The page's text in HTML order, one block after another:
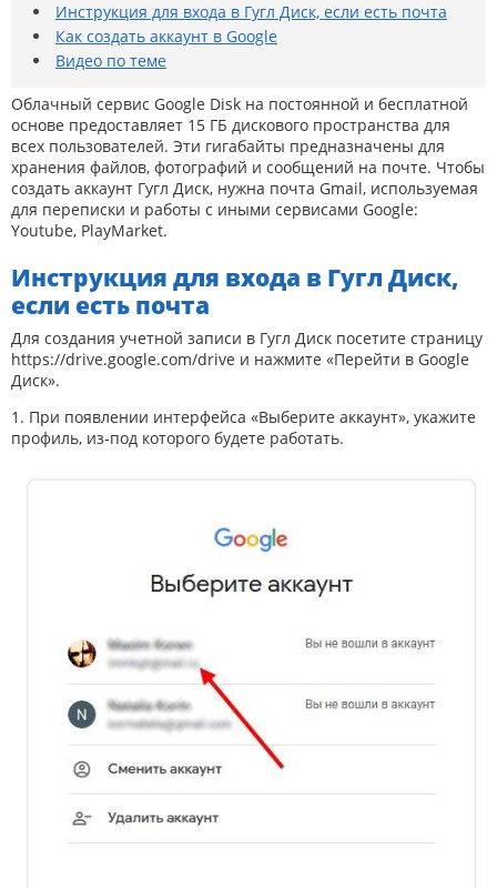
Инструкция для входа в Гугл Диск, если есть почта
Как создать аккаунт в Google
Видео по теме
Облачный сервис Google Disk на постоянной и бесплатной
основе предоставляет 15 ГБ дискового пространства для
всех пользователей. Эти гигабайты предназначены для
хранения файлов, фотографий и сообщений на почте. Чтобы
создать аккаунт Гугл Диск, нужна почта Gmail, используемая
для переписки и работы с иными сервисами Google:
Youtube, PlayMarket.
Инструкция для входа в Гугл Диск,
если есть почта
Для создания учетной записи в Гугл Диск посетите страницу
https://drive.google.com/drive и нажмите «Перейти в Google
Диск».
1. При появлении интерфейса «Выберите аккаунт», укажите
профиль, из-под которого будете работать.